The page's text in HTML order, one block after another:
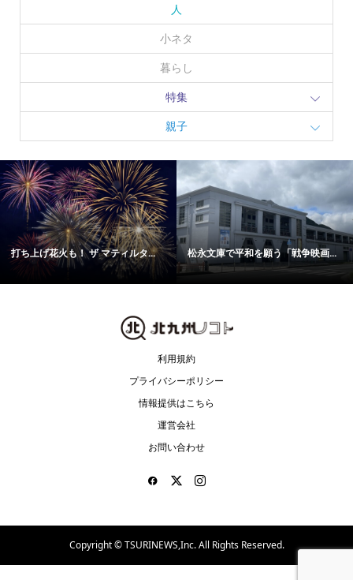
人
小ネタ
暮らし
特集
親子
打ち上げ花火も！ ザ マティルタ... 松永文庫で平和を願う「戦争映画...
利用規約
プライバシーポリシー
情報提供はこちら
運営会社
お問い合わせ
Copyright ©TSURINEWS,Inc. All Rights Reserved.